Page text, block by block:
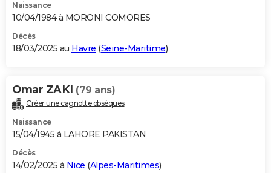
Naissance
10/04/1984 à MORONI COMORES
Décès
18/03/2025 au Havre (Seine-Maritime)
Omar ZAKI (79 ans)
Créer une cagnotte obsèques
Naissance
15/04/1945 à LAHORE PAKISTAN
Décès
14/02/2025 à Nice (Alpes-Maritimes)